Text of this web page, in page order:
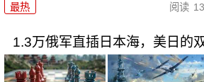
最热 阅读
1.3万俄军直插日本海，美日的